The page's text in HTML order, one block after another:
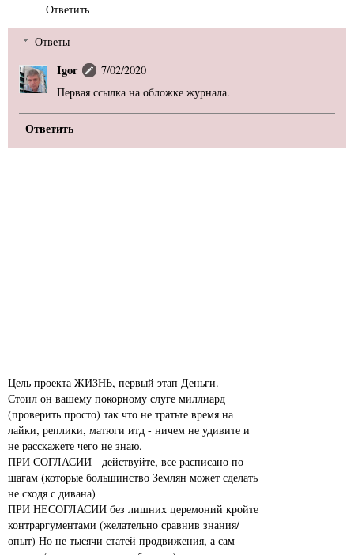
Ответить
Ответы
Igor
7/02/2020
Первая ссылка на обложке журнала.
Ответить
Цель проекта ЖИЗНЬ, первый этап Деньги.
Стоил он вашему покорному слуге миллиард
(проверить просто) так что не тратьте время на
лайки, реплики, матюги итд - ничем не удивите и
не расскажете чего не знаю.
ПРИ СОГЛАСИИ - действуйте, все расписано по
шагам (которые большинство Землян может сделать
не сходя с дивана)
ПРИ НЕСОГЛАСИИ без лишних церемоний кройте
контраргументами (желательно сравнив знания/
опыт) Но не тысячи статей продвижения, а сам